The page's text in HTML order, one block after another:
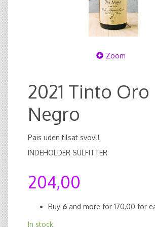
Zoom
2021 Tinto Oro
Negro
Pais uden tilsat svovl!
INDEHOLDER SULFITTER
204,00
Buy 6 and more for 170,00 for
In stock